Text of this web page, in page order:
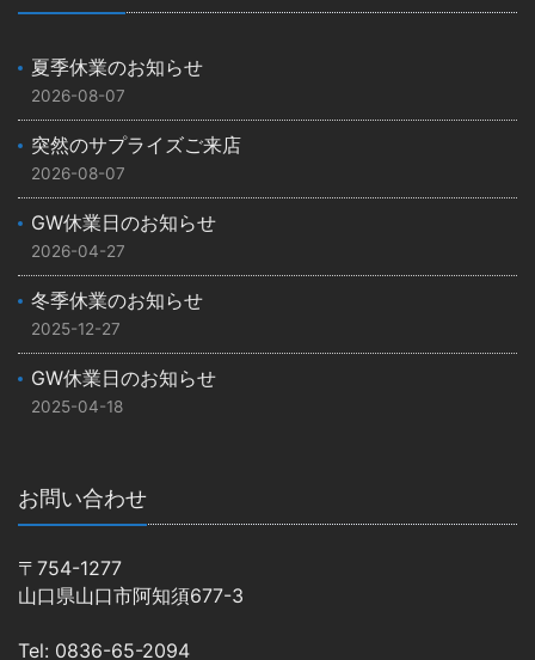
夏季休業のお知らせ
2026-08-07
突然のサプライズご来店
2026-08-07
GW休業日のお知らせ
2026-04-27
冬季休業のお知らせ
2025-12-27
GW休業日のお知らせ
2025-04-18
お問い合わせ
〒754-1277
山口県山口市阿知須677-3
Tel: 0836-65-2094